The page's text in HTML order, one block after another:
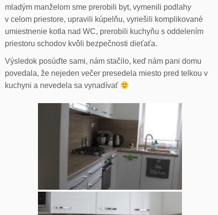
mladým manželom sme prerobili byt, vymenili podlahy
v celom priestore, upravili kúpelňu, vyriešili komplikované
umiestnenie kotla nad WC, prerobili kuchyňu s oddelením
priestoru schodov kvôli bezpečnosti dieťaťa.
Výsledok posúďte sami, nám stačilo, keď nám pani domu
povedala, že nejeden večer presedela miesto pred telkou v
kuchyni a nevedela sa vynadívať